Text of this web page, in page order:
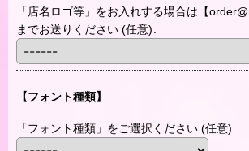
「店名ロゴ等」をお入れする場合は【
までお送りください (任意):
【フォント種類】
「フォント種類」をご選択ください (任意):